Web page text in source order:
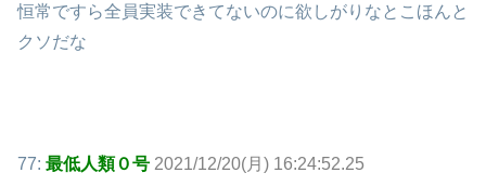
恒常ですら全員実装できてないのに欲しがりなとこほんと
クソだな
77: 最低人類０号 2021/12/20(月) 16:24:52.25